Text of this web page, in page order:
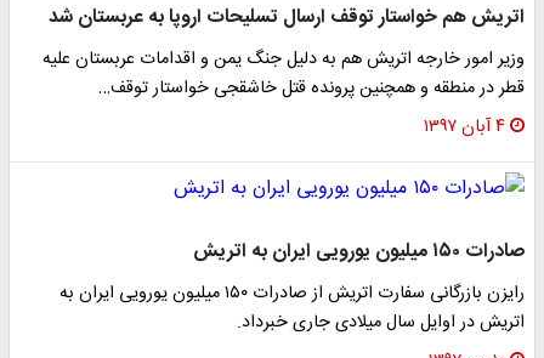
اتریش هم خواستار توقف ارسال تسلیحات اروپا به عربستان شد
وزیر امور خارجه اتریش هم به دلیل جنگ یمن و اقدامات عربستان علیه
قطر در منطقه و همچنین پرونده قتل خاشقجی خواستار توقف…
۴ آبان ۱۳۹۷
صادرات ۱۵۰ میلیون یورویی ایران به اتریش
رایزن بازرگانی سفارت اتریش از صادرات ۱۵۰ میلیون یورویی ایران به
اتریش در اوایل سال میلادی جاری خبرداد.